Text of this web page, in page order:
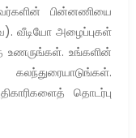
பின்னணியை
வீடியோ அழைப்புகள்
உணருங்கள். உங்களின்
தொடர்பு